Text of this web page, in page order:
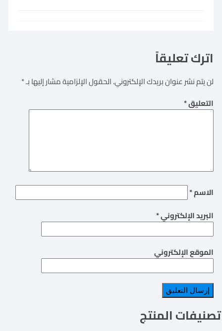
اترك تعليقاً
لن يتم نشر عنوان بريدك الإلكتروني.الحقول الإلزامية مشار إليها بـ*
التعليق*
الاسم*
البريد الإلكتروني*
الموقع الإلكتروني
تصنيفات المنتج